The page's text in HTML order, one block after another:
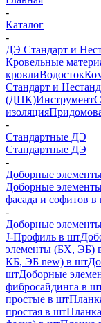
-
Каталог
-
ДЭ Стандарт и
Кровельные
кровлиВодосток
Стандарт и
(ДПК)Инструмент
изоляция
-
Стандартные ДЭ
Стандартные ДЭ
-
Доборные
Доборные
фасада и софитов в
-
Доборные
J-Профиль в шт
элементы (БХ, ЭБ)
КБ, ЭБ new) в шт
штДоборные
фибросайдинга в
простые в шт
простая в шт